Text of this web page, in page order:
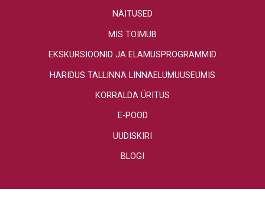
NÄITUSED
MIS TOIMUB
EKSKURSIOONID JA ELAMUSPROGRAMMID
HARIDUS TALLINNA LINNAELUMUUSEUMIS
KORRALDA ÜRITUS
E-POOD
UUDISKIRI
BLOGI